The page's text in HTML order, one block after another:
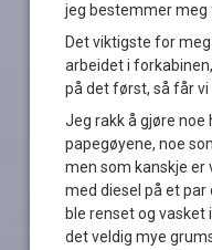
jeg bestemmer meg
Det viktigste for
arbeidet i
på det først, så får vi
Jeg rakk å gjøre noe
papegøyene, noe
men som kanskje er
med diesel på et
ble renset og vasket
det veldig mye